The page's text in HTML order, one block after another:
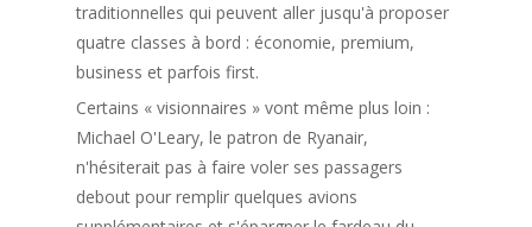
traditionnelles qui peuvent aller jusqu'à proposer
quatre classes à bord : économie, premium,
business et parfois first.
Certains « visionnaires » vont même plus loin :
Michael O'Leary, le patron de Ryanair,
n'hésiterait pas à faire voler ses passagers
debout pour remplir quelques avions